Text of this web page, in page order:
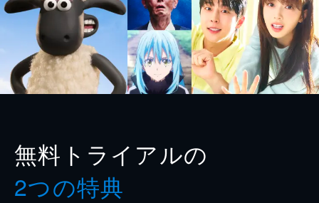
無料トライアルの
2つの特典